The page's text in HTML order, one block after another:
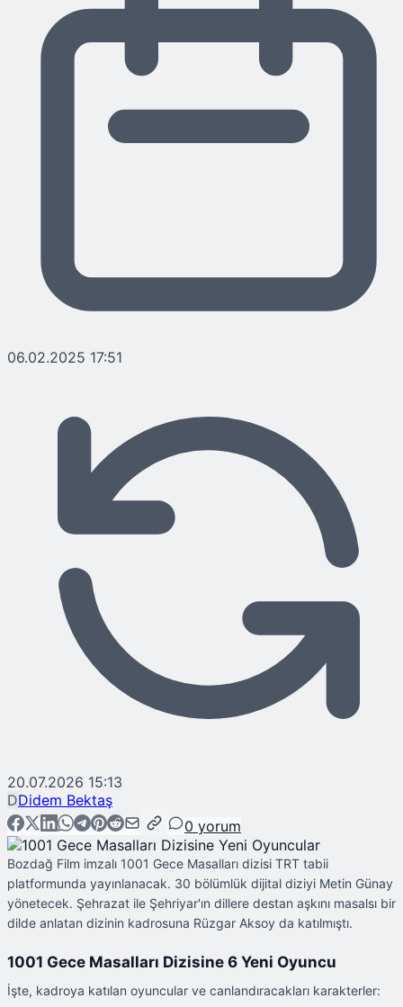
06.02.2025 17:51
20.07.2026 15:13
DDidem Bektaş
0 yorum
Bozdağ Film imzalı 1001 Gece Masalları dizisi TRT tabii
platformunda yayınlanacak. 30 bölümlük dijital diziyi Metin Günay
yönetecek. Şehrazat ile Şehriyar'ın dillere destan aşkını masalsı bir
dilde anlatan dizinin kadrosuna Rüzgar Aksoy da katılmıştı.
1001 Gece Masalları Dizisine 6 Yeni Oyuncu
İşte, kadroya katılan oyuncular ve canlandıracakları karakterler: